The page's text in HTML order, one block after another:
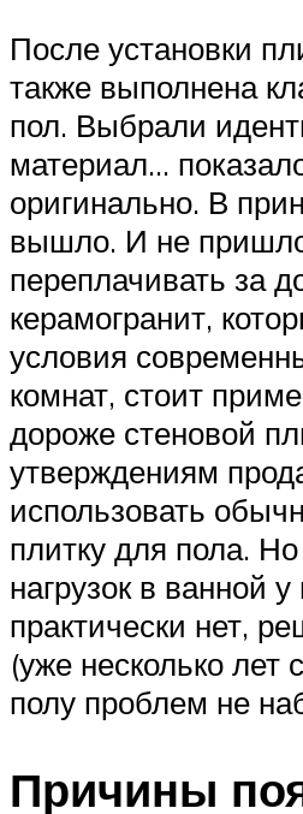
После установки
также выполнена
пол. Выбрали
материал…
оригинально. В
вышло. И не
переплачивать за
керамогранит,
условия
комнат, стоит
дороже стеновой
утверждениям
использовать
плитку для пола. Но
нагрузок в ванной у
практически нет,
(уже несколько лет
полу проблем не
Причины